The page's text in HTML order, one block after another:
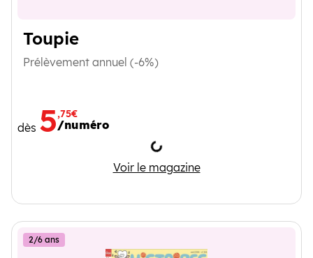
Toupie
Prélèvement annuel (-6%)
dès 5,75€
/numéro
Chargement
Voir le magazine
Toupie
2/6 ans